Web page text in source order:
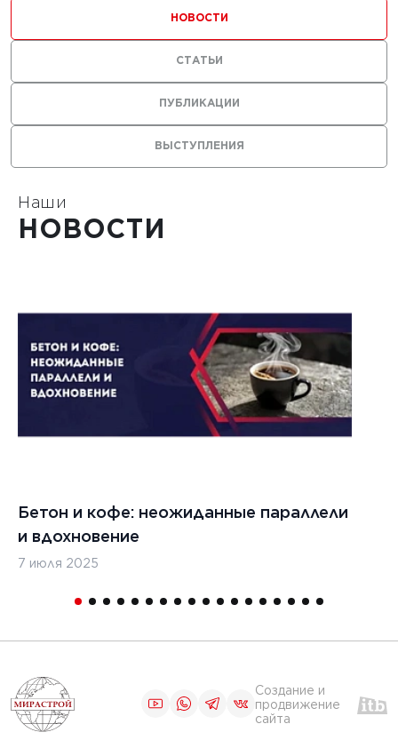
с
ВЫСТУПЛЕНИЯ
ПУБЛИКАЦИИ
НОВОСТИ
СТАТЬИ
Наши
НОВОСТИ
Бетон и кофе: неожиданные параллели
и вдохновение
7 июля 2025
Создание и
продвижение
сайта